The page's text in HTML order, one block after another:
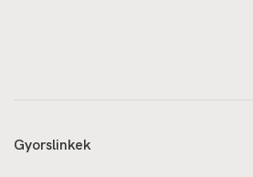
Gyorslinkek